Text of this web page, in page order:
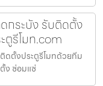
กระบัง รับติดตั้ง
ตูรีโมท.com
ดตั้งประตูรีโมทด้วยทีม
ง ซ่อมแซ่